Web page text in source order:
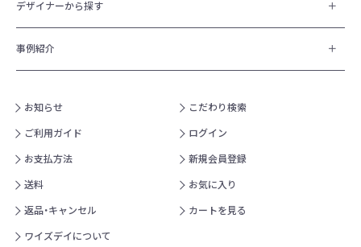
デザイナーから探す
事例紹介
お知らせ
ご利用ガイド
お支払方法
送料
返品・キャンセル
ワイズデイについて
こだわり検索
ログイン
新規会員登録
お気に入り
カートを見る